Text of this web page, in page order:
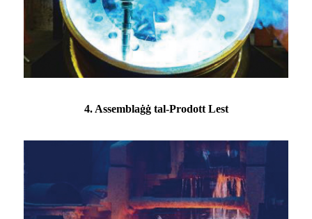
4. Assemblaġġ tal-Prodott Lest